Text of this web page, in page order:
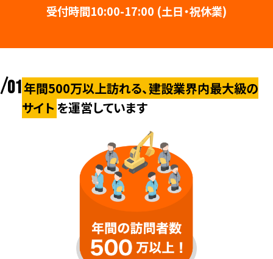
受付時間10:00-17:00 (土日・祝休業)
01年間500万以上訪れる、建設業界内最大級の
サイト を運営しています